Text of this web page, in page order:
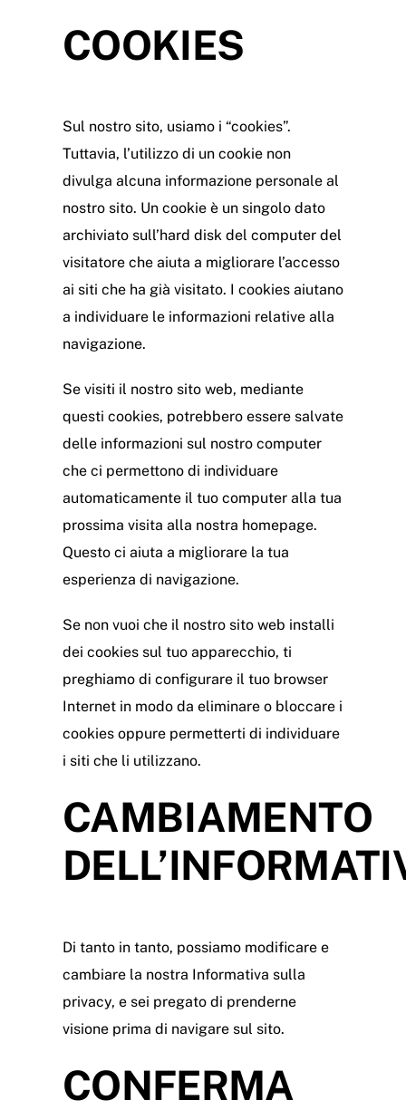
COOKIES
Sul nostro sito, usiamo i “cookies”.
Tuttavia, l’utilizzo di un cookie non
divulga alcuna informazione personale al
nostro sito. Un cookie è un singolo dato
archiviato sull’hard disk del computer del
visitatore che aiuta a migliorare l’accesso
ai siti che ha già visitato. I cookies aiutano
a individuare le informazioni relative alla
navigazione.
Se visiti il nostro sito web, mediante
questi cookies, potrebbero essere salvate
delle informazioni sul nostro computer
che ci permettono di individuare
automaticamente il tuo computer alla tua
prossima visita alla nostra homepage.
Questo ci aiuta a migliorare la tua
esperienza di navigazione.
Se non vuoi che il nostro sito web installi
dei cookies sul tuo apparecchio, ti
preghiamo di configurare il tuo browser
Internet in modo da eliminare o bloccare i
cookies oppure permetterti di individuare
i siti che li utilizzano.
CAMBIAMENTO
Di tanto in tanto, possiamo modificare e
cambiare la nostra Informativa sulla
privacy, e sei pregato di prenderne
visione prima di navigare sul sito.
CONFERMA